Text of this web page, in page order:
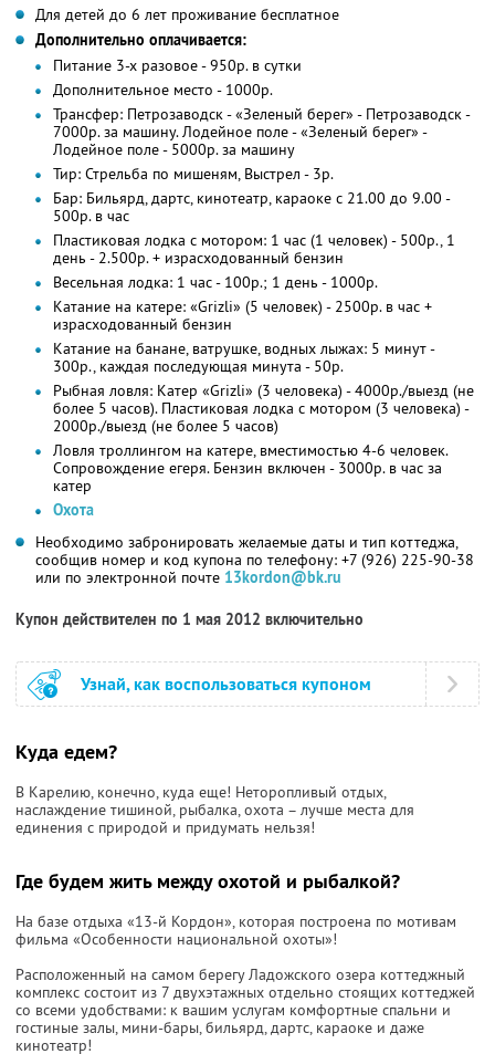
Для детей до 6 лет проживание бесплатное
Дополнительно оплачивается:
Питание 3-х разовое - 950р. в сутки
Дополнительное место - 1000р.
Трансфер: Петрозаводск - «Зеленый берег» - Петрозаводск -
7000р. за машину. Лодейное поле - «Зеленый берег» -
Лодейное поле - 5000р. за машину
Тир: Стрельба по мишеням, Выстрел - 3р.
Бар: Бильярд, дартс, кинотеатр, караоке с 21.00 до 9.00 -
500р. в час
Пластиковая лодка с мотором: 1 час (1 человек) - 500р., 1
день - 2.500р. + израсходованный бензин
Весельная лодка: 1 час - 100р.; 1 день - 1000р.
Катание на катере: «Grizli» (5 человек) - 2500р. в час +
израсходованный бензин
Катание на банане, ватрушке, водных лыжах: 5 минут -
300р., каждая последующая минута - 50р.
Рыбная ловля: Катер «Grizli» (3 человека) - 4000р./выезд (не
более 5 часов). Пластиковая лодка с мотором (3 человека) -
2000р./выезд (не более 5 часов)
Ловля троллингом на катере, вместимостью 4-6 человек.
Сопровождение егеря. Бензин включен - 3000р. в час за
катер
Охота
Необходимо забронировать желаемые даты и тип коттеджа,
сообщив номер и код купона по телефону: +7 (926) 225-90-38
или по электронной почте 13kordon@bk.ru
Купон действителен по 1 мая 2012 включительно
Узнай, как воспользоваться купоном
Куда едем?
В Карелию, конечно, куда еще! Неторопливый отдых,
наслаждение тишиной, рыбалка, охота – лучше места для
единения с природой и придумать нельзя!
Где будем жить между охотой и рыбалкой?
На базе отдыха «13-й Кордон», которая построена по мотивам
фильма «Особенности национальной охоты»!
Расположенный на самом берегу Ладожского озера коттеджный
комплекс состоит из 7 двухэтажных отдельно стоящих коттеджей
со всеми удобствами: к вашим услугам комфортные спальни и
гостиные залы, мини-бары, бильярд, дартс, караоке и даже
кинотеатр!